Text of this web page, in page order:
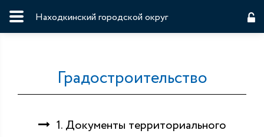
Находкинский городской округ
Градостроительство
1. Документы территориального